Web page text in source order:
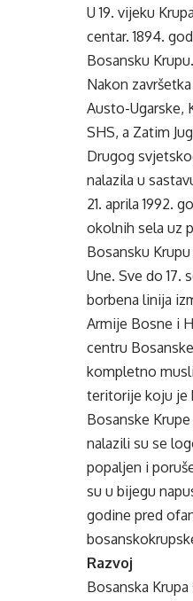
U 19. vijeku
centar. 1894.
Bosansku Krupu.
Nakon
Austo-Ugarske,
SHS, a Zatim
Drugog
nalazila u
21. aprila 1992.
okolnih sela uz
Bosansku
Une. Sve do 17.
borbena linija
Armije Bosne i
centru
kompletno
teritorije koju je
Bosanske
nalazili su se
popaljen i
su u bijegu
godine pred
Razvoj
Bosanska